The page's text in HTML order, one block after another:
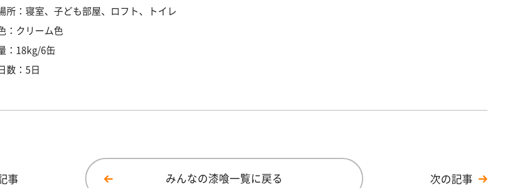
所：寝室、子ども部屋、ロフト、トイレ
：クリーム色
：18kg/6缶
数：5日
事 みんなの漆喰一覧に戻る 次の記事